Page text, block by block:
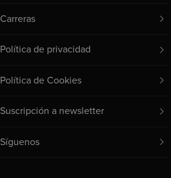
Carreras
Política de privacidad
Política de Cookies
Suscripción a newsletter
Síguenos